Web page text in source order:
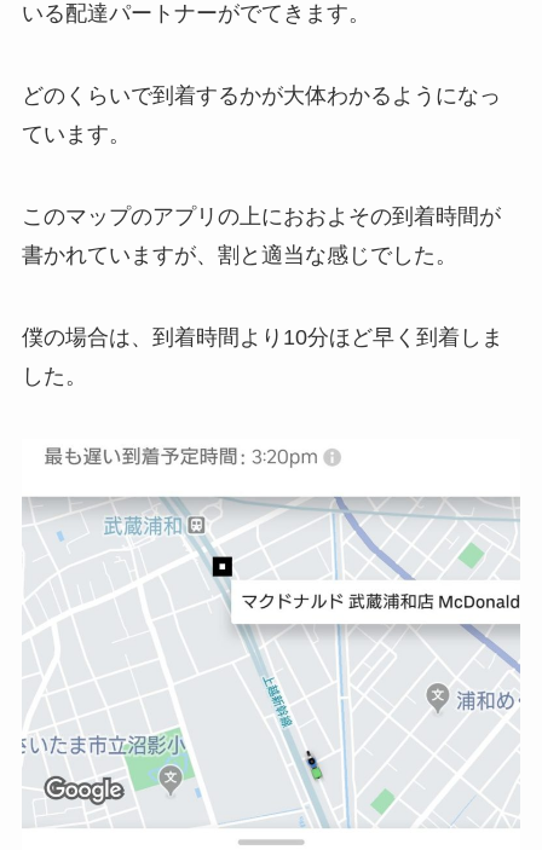
いる配達パートナーがでてきます。
どのくらいで到着するかが大体わかるようになっ
ています。
このマップのアプリの上におおよその到着時間が
書かれていますが、割と適当な感じでした。
僕の場合は、到着時間より10分ほど早く到着しま
した。